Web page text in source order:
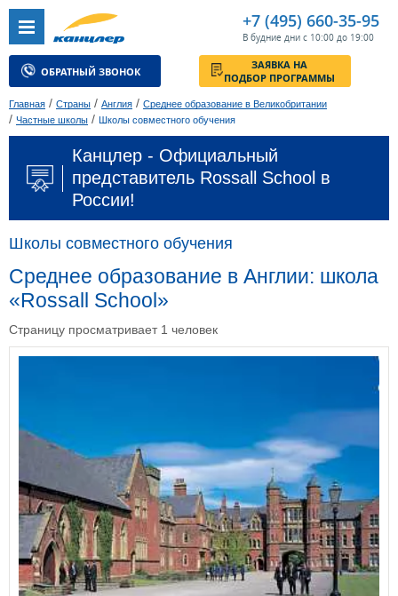
+7 (495) 660-35-95
В будние дни с 10:00 до 19:00
ОБРАТНЫЙ ЗВОНОК
ЗАЯВКА НА
ПОДБОР ПРОГРАММЫ
Главная / Страны / Англия / Среднее образование в Великобритании
/ Частные школы / Школы совместного обучения
Канцлер - Официальный
представитель Rossall School в
России!
Школы совместного обучения
Среднее образование в Англии: школа
«Rossall School»
Страницу просматривает 1 человек